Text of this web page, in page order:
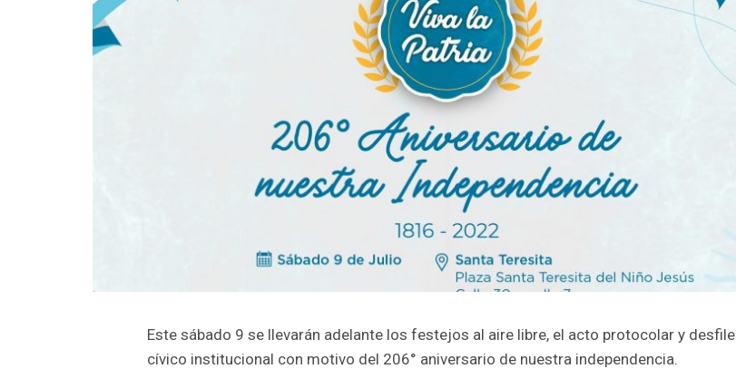
Este sábado 9 se llevarán adelante los festejos al aire libre, el acto protocolar y desfile
cívico institucional con motivo del 206° aniversario de nuestra independencia.